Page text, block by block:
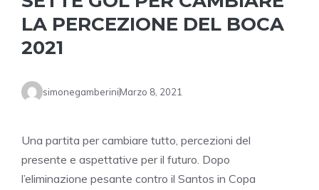
LA PERCEZIONE DEL BOCA
2021
simonegamberiniMarzo 8, 2021
Una partita per cambiare tutto, percezioni del
presente e aspettative per il futuro. Dopo
l’eliminazione pesante contro il Santos in Copa